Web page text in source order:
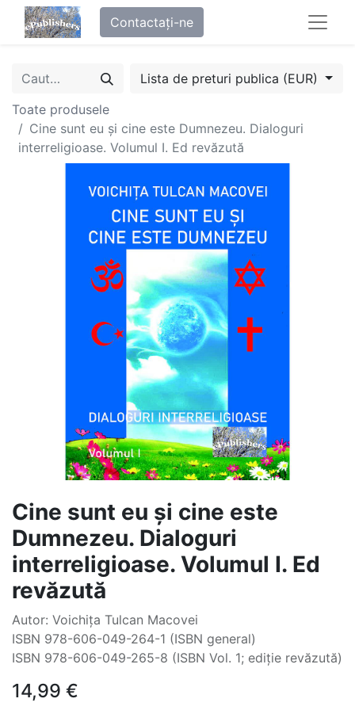
Contactați-ne
Lista de preturi publica (EUR)
Toate produsele
Cine sunt eu și cine este Dumnezeu. Dialoguri
interreligioase. Volumul I. Ed revăzută
Cine sunt eu și cine este
Dumnezeu. Dialoguri
interreligioase. Volumul I. Ed
revăzută
Autor: Voichița Tulcan Macovei
ISBN 978-606-049-264-1 (ISBN general)
ISBN 978-606-049-265-8 (ISBN Vol. 1; ediție revăzută)
14,99 €